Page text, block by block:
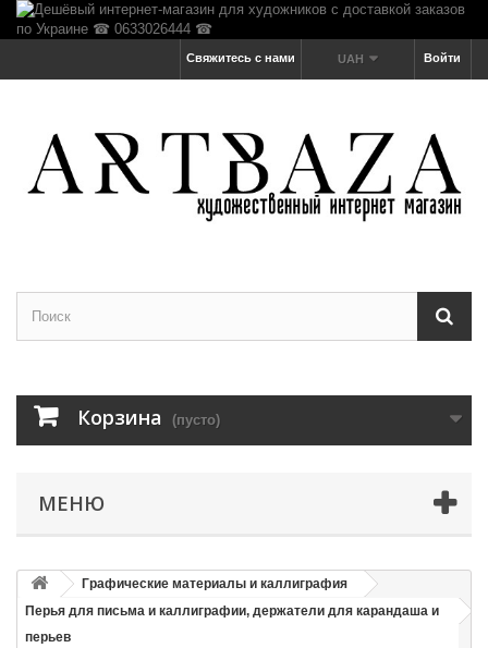
Войти
UAH
Свяжитесь с нами
Корзина (пусто)
МЕНЮ
Графические материалы и каллиграфия
Перья для письма и каллиграфии, держатели для карандаша и
перьев